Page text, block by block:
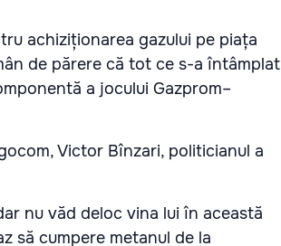
achiziționarea gazului pe piața
de părere că tot ce s-a întâmplat
a jocului Gazprom–
Victor Bînzari, politicianul a
nu văd deloc vina lui în această
să cumpere metanul de la